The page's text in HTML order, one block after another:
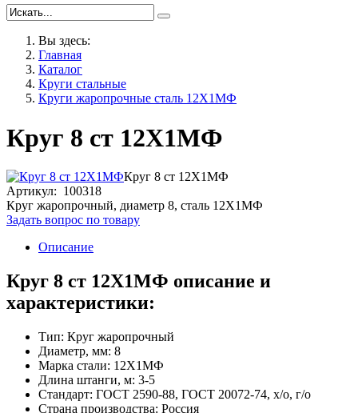
Вы здесь:
Главная
Каталог
Круги стальные
Круги жаропрочные сталь 12Х1МФ
Круг 8 ст 12Х1МФ
Круг 8 ст 12Х1МФ
Артикул: 100318
Круг жаропрочный, диаметр 8, сталь 12Х1МФ
Задать вопрос по товару
Описание
Круг 8 ст 12Х1МФ описание и
характеристики:
Тип: Круг жаропрочный
Диаметр, мм: 8
Марка стали: 12Х1МФ
Длина штанги, м: 3-5
Стандарт: ГОСТ 2590-88, ГОСТ 20072-74, х/о, г/о
Страна производства: Россия